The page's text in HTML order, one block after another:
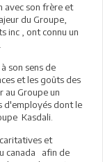
avec son frère et
du Groupe,
inc , ont connu un
son sens de
et les goûts des
au Groupe un
d'employés dont le
Kasdali.
et
canada afin de